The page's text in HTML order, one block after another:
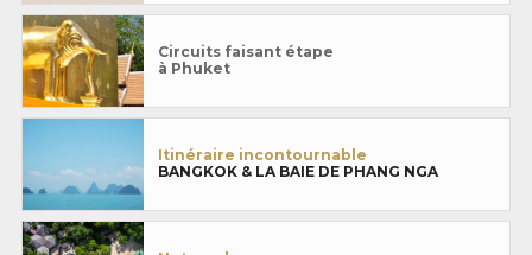
Circuits faisant étape
à Phuket
Itinéraire incontournable
BANGKOK & LA BAIE DE PHANG NGA